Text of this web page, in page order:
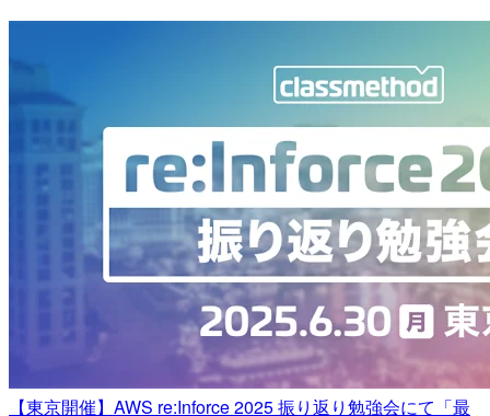
【東京開催】AWS re:Inforce 2025 振り返り勉強会にて「最